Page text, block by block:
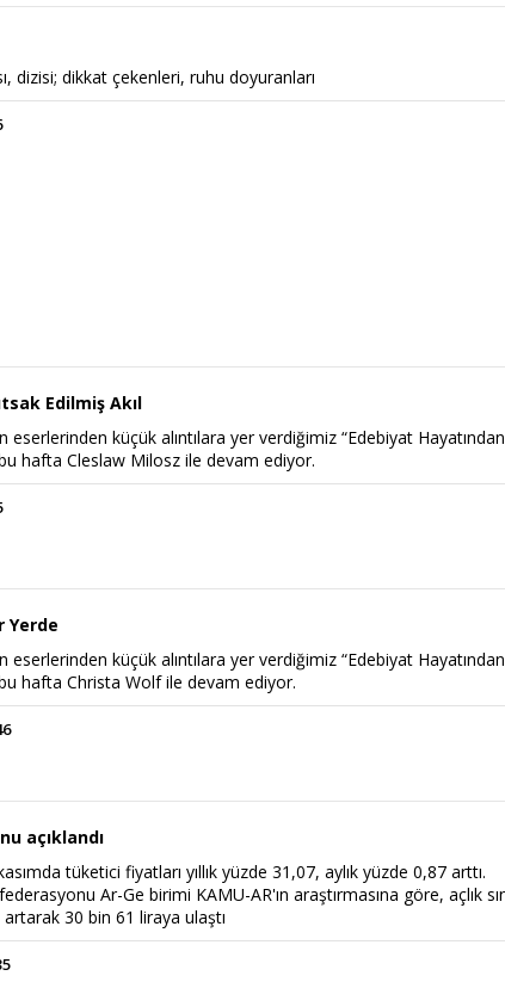
dizisi; dikkat çekenleri, ruhu doyuranları
Edilmiş Akıl
eserlerinden küçük alıntılara yer verdiğimiz “Edebiyat Hayatından
hafta Cleslaw Milosz ile devam ediyor.
Yerde
eserlerinden küçük alıntılara yer verdiğimiz “Edebiyat Hayatından
hafta Christa Wolf ile devam ediyor.
açıklandı
tüketici fiyatları yıllık yüzde 31,07, aylık yüzde 0,87 arttı.
Ar-Ge birimi KAMU-AR'ın araştırmasına göre, açlık
artarak 30 bin 61 liraya ulaştı